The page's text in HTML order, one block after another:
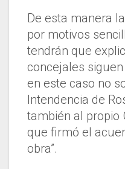
De esta manera
por motivos
tendrán que
concejales
en este caso no
Intendencia de
también al propio
que firmó el
obra”.